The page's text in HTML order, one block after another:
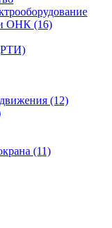
ОНК (16)
(12)
(11)